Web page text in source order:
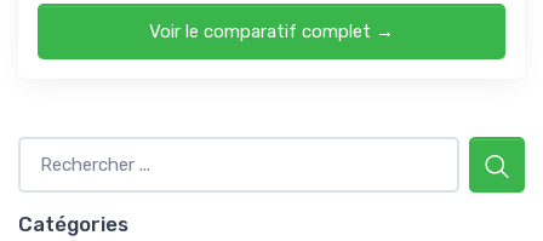
Voir le comparatif complet →
Catégories